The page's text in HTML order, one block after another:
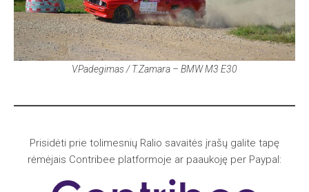
V.Padegimas / T.Zamara – BMW M3 E30
Prisidėti prie tolimesnių Ralio savaitės įrašų galite tapę
rėmėjais Contribee platformoje ar paaukoję per Paypal: